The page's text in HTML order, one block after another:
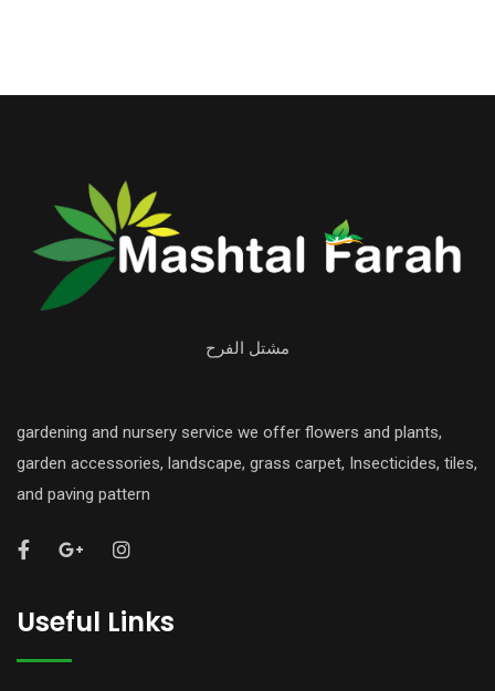
مشتل الفرح
gardening and nursery service we offer flowers and plants,
garden accessories, landscape, grass carpet, Insecticides, tiles,
and paving pattern
Useful Links